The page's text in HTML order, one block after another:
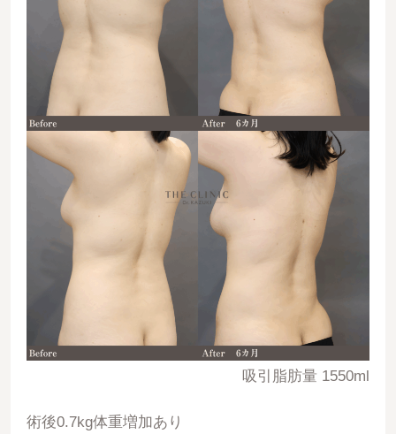
吸引脂肪量 1550ml
術後0.7kg体重増加あり